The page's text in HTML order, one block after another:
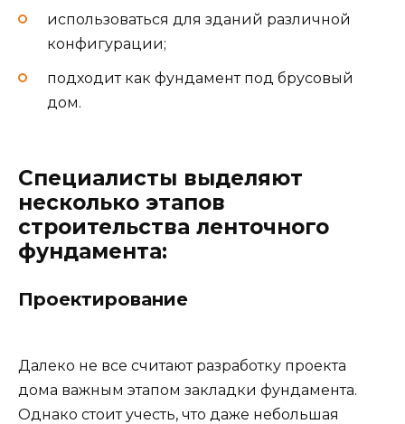
использоваться для зданий различной
конфигурации;
подходит как фундамент под брусовый
дом.
Специалисты выделяют
несколько этапов
строительства ленточного
фундамента:
Проектирование
Далеко не все считают разработку проекта
дома важным этапом закладки фундамента.
Однако стоит учесть, что даже небольшая